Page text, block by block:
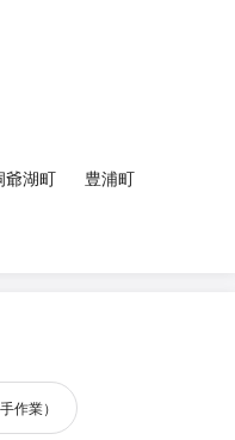
爺湖町
豊浦町
作業）